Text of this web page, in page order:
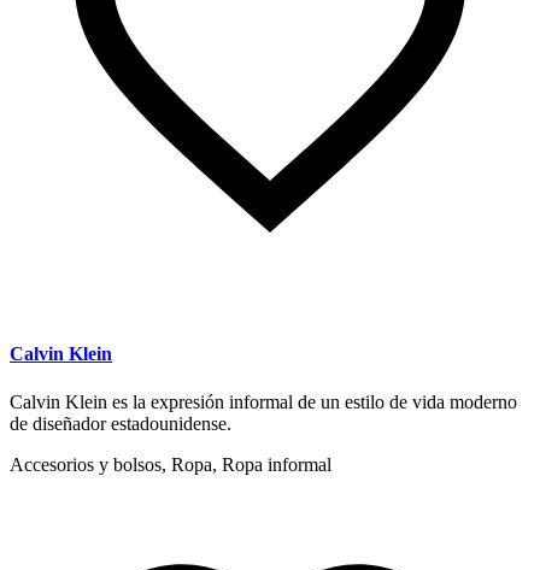
Calvin Klein
Calvin Klein es la expresión informal de un estilo de vida moderno
de diseñador estadounidense.
Accesorios y bolsos, Ropa, Ropa informal